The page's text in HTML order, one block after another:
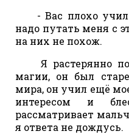
- Вас плохо
надо путать меня с
на них не похож.
Я растерянно
магии, он был
мира, он учил ещё
интересом и
рассматривает
я ответа не дождусь.